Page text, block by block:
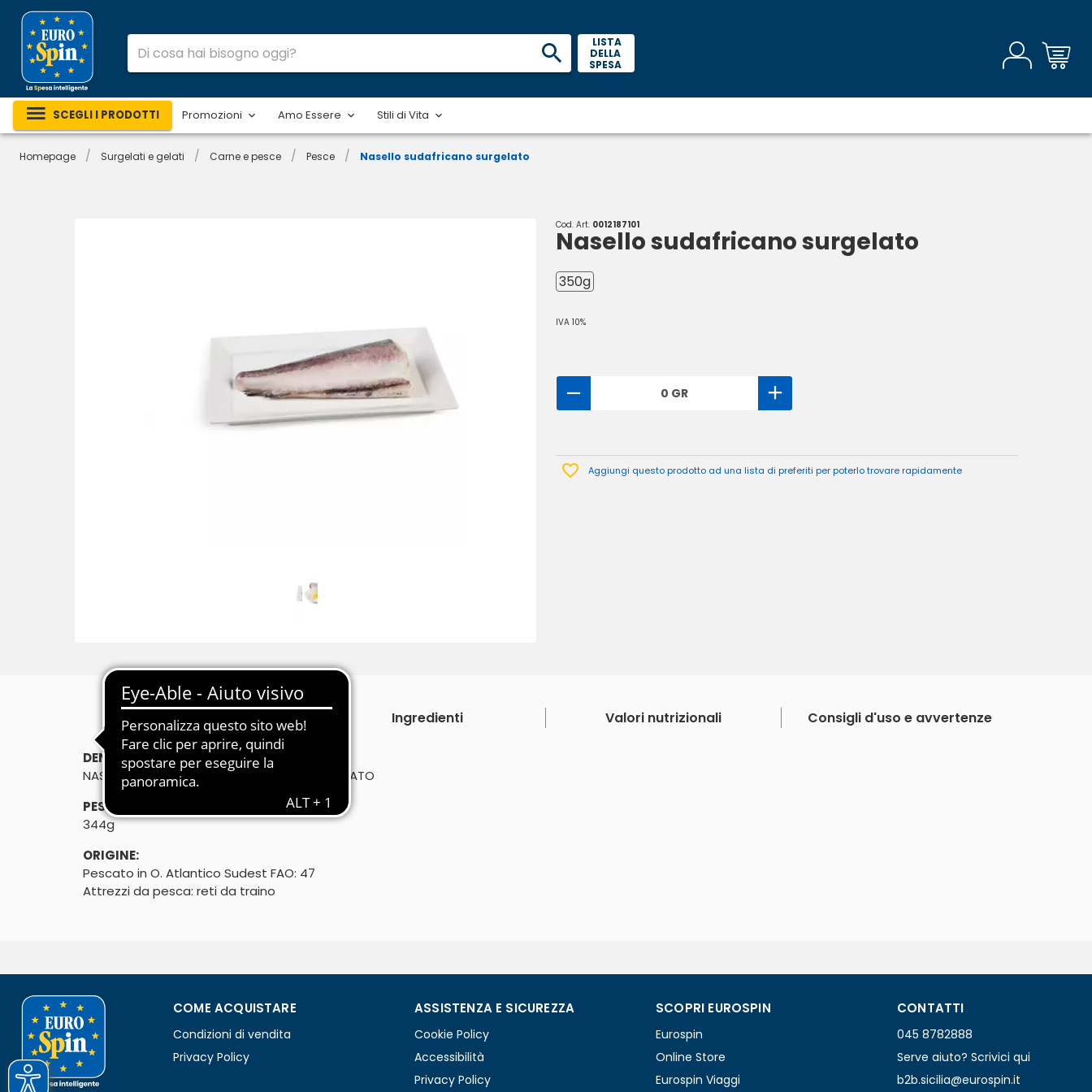
LISTA
DELLA
SPESA
SCEGLI I PRODOTTI Promozioni Amo Essere Stili di Vita
Homepage / Surgelati e gelati / Carne e pesce / Pesce / Nasello sudafricano surgelato
Cod. Art. 0012187101
Nasello sudafricano surgelato
350g
IVA 10%
0 GR
Aggiungi questo prodotto ad una lista di preferiti per poterlo trovare rapidamente
Descrizione Ingredienti Valori nutrizionali Consigli d'uso e avvertenze
DENOMINAZIONE DI VENDITA:
NASELLO SUDAFRICANO 300-500G HG SURGELATO
PESO SGOCCIOLATO:
344g
ORIGINE:
Pescato in O. Atlantico Sudest FAO: 47
Attrezzi da pesca: reti da traino
COME ACQUISTARE
Condizioni di vendita
Privacy Policy
ASSISTENZA E SICUREZZA
Cookie Policy
Accessibilità
Privacy Policy
SCOPRI EUROSPIN
Eurospin
Online Store
Eurospin Viaggi
CONTATTI
045 8782888
Serve aiuto? Scrivici qui
b2b.sicilia@eurospin.it